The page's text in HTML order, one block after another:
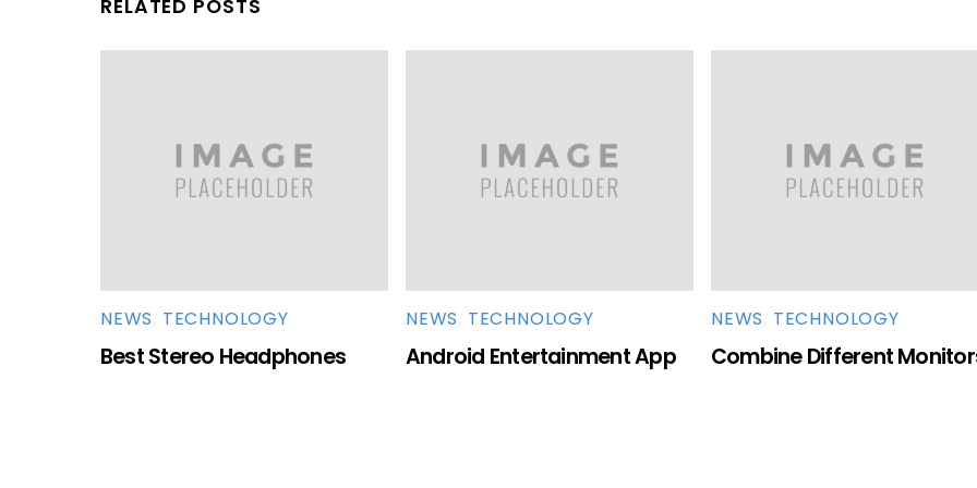
RELATED POSTS
NEWS TECHNOLOGY
Best Stereo Headphones
NEWS TECHNOLOGY
Android Entertainment App
NEWS TECHNOLOGY
Combine Different